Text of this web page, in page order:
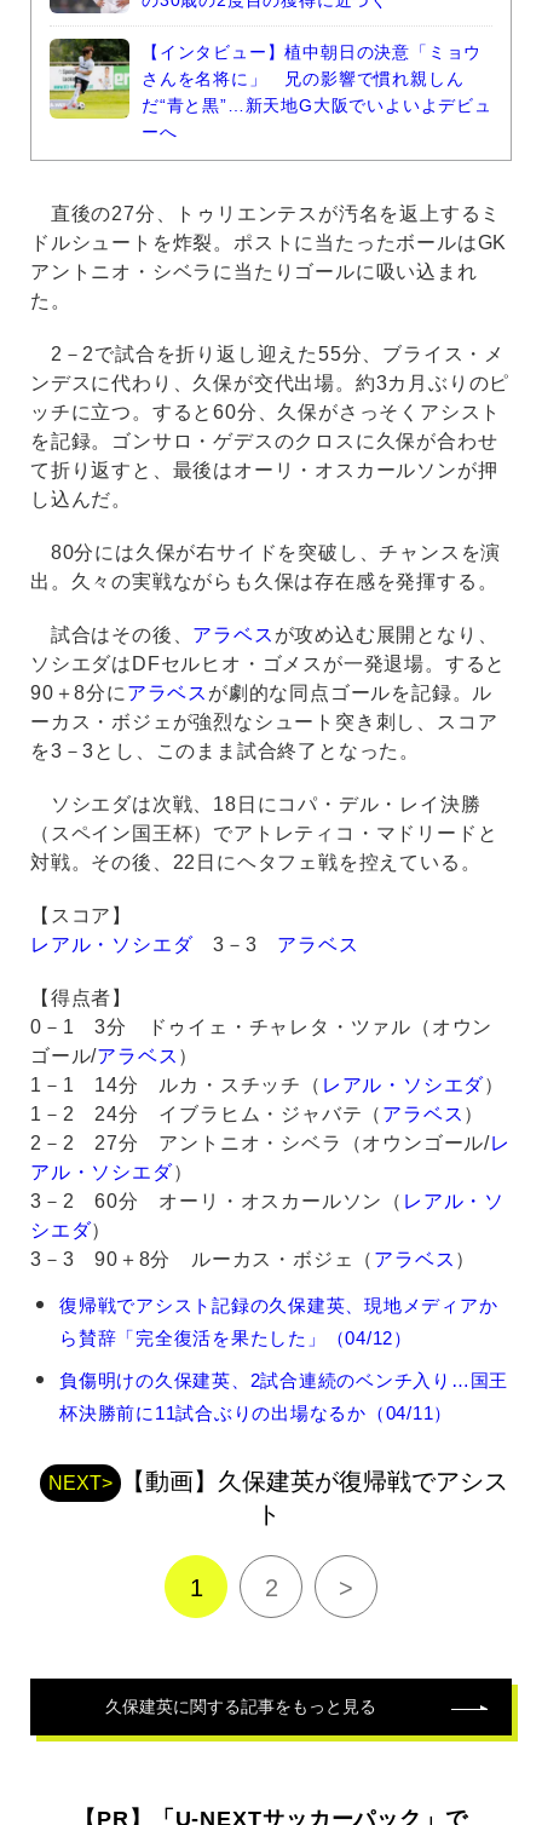
【インタビュー】植中朝日の決意「ミョウ
さんを名将に」 兄の影響で慣れ親しん
だ“青と黒”…新天地G大阪でいよいよデビュ
ーへ
直後の27分、トゥリエンテスが汚名を返上するミ
ドルシュートを炸裂。ポストに当たったボールはGK
アントニオ・シベラに当たりゴールに吸い込まれ
た。
2－2で試合を折り返し迎えた55分、ブライス・メ
ンデスに代わり、久保が交代出場。約3カ月ぶりのピ
ッチに立つ。すると60分、久保がさっそくアシスト
を記録。ゴンサロ・ゲデスのクロスに久保が合わせ
て折り返すと、最後はオーリ・オスカールソンが押
し込んだ。
80分には久保が右サイドを突破し、チャンスを演
出。久々の実戦ながらも久保は存在感を発揮する。
試合はその後、 アラベス が攻め込む展開となり、
ソシエダはDFセルヒオ・ゴメスが一発退場。すると
90＋8分にアラベス が劇的な同点ゴールを記録。ル
ーカス・ボジェが強烈なシュート突き刺し、スコア
を3－3とし、このまま試合終了となった。
ソシエダは次戦、18日にコパ・デル・レイ決勝
（スペイン国王杯）でアトレティコ・マドリードと
対戦。その後、22日にヘタフェ戦を控えている。
【スコア】
レアル・ソシエダ3－3 アラベス
【得点者】
0－1 3分 ドゥイェ・チャレタ・ツァル（オウン
ゴール/アラベス ）
1－1 14分 ルカ・スチッチ（ レアル・ソシエダ）
1－2 24分 イブラヒム・ジャバテ（ アラベス ）
2－2 27分 アントニオ・シベラ（オウンゴール/レ
アル・ソシエダ）
3－2 60分 オーリ・オスカールソン（ レアル・ソ
シエダ）
3－3 90＋8分 ルーカス・ボジェ（ アラベス ）
久
英
記
事
復帰戦でアシスト記録の久保建英、現地メディアか
ら賛辞「完全復活を果たした」（04/12）
負傷明けの久保建英、2試合連続のベンチ入り…国王
杯決勝前に11試合ぶりの出場なるか（04/11）
NEXT>
【動画】久保建英が復帰戦でアシス
ト
1 2 >
久保建英に関する記事をもっと見る
【PR】「U-NEXTサッカーパック」で